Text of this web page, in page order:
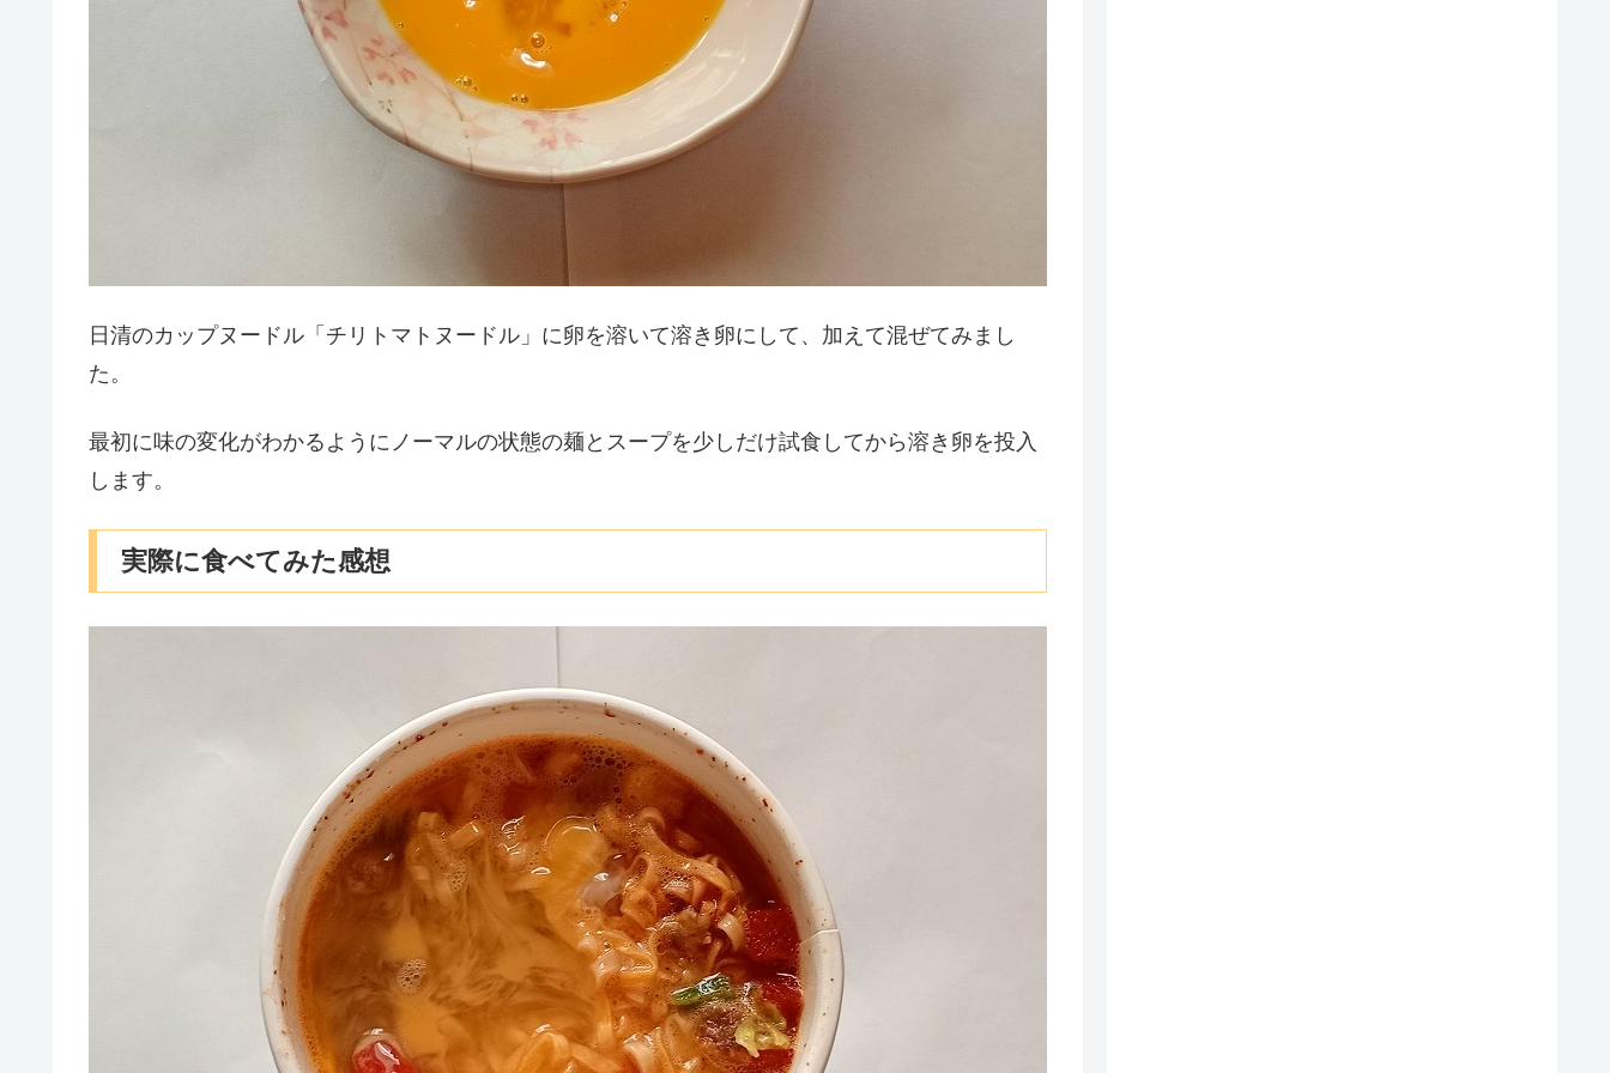
日清のカップヌードル「チリトマトヌードル」に卵を溶いて溶き卵にして、加えて混ぜてみまし
た。
最初に味の変化がわかるようにノーマルの状態の麺とスープを少しだけ試食してから溶き卵を投入
します。
実際に食べてみた感想